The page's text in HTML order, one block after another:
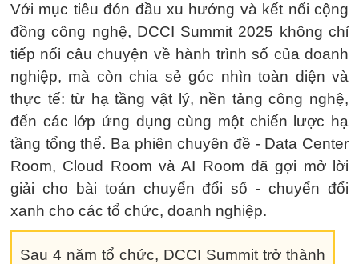
Với mục tiêu đón đầu xu hướng và kết nối cộng
đồng công nghệ, DCCI Summit 2025 không chỉ
tiếp nối câu chuyện về hành trình số của doanh
nghiệp, mà còn chia sẻ góc nhìn toàn diện và
thực tế: từ hạ tầng vật lý, nền tảng công nghệ,
đến các lớp ứng dụng cùng một chiến lược hạ
tầng tổng thể. Ba phiên chuyên đề - Data Center
Room, Cloud Room và AI Room đã gợi mở lời
giải cho bài toán chuyển đổi số - chuyển đổi
xanh cho các tổ chức, doanh nghiệp.
Sau 4 năm tổ chức, DCCI Summit trở thành